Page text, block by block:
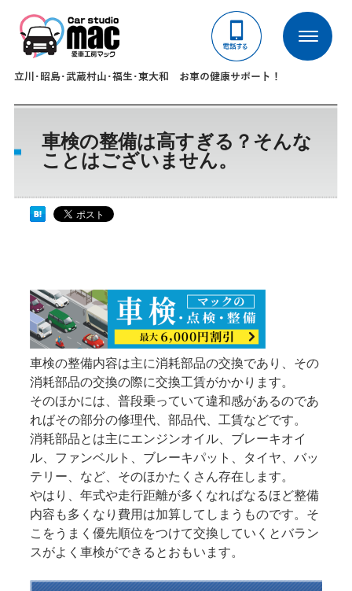
立川･昭島･武蔵村山･福生･東大和 お車の健康サポート！
車検の整備は高すぎる？そんな
ことはございません。
車検の整備内容は主に消耗部品の交換であり、その
消耗部品の交換の際に交換工賃がかかります。
そのほかには、普段乗っていて違和感があるのであ
ればその部分の修理代、部品代、工賃などです。
消耗部品とは主にエンジンオイル、ブレーキオイ
ル、ファンベルト、ブレーキパット、タイヤ、バッ
テリー、など、そのほかたくさん存在します。
やはり、年式や走行距離が多くなればなるほど整備
内容も多くなり費用は加算してしまうものです。そ
こをうまく優先順位をつけて交換していくとバラン
スがよく車検ができるとおもいます。